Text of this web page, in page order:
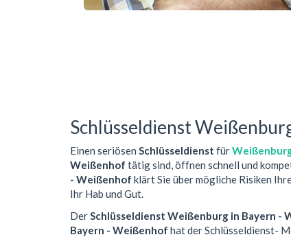
Schlüsseldienst
Einen seriösen Schlüsseldienst für
Weißenhof tätig sind, öffnen schnell und
- Weißenhof klärt Sie über mögliche Risiken
Ihr Hab und Gut.
DerSchlüsseldienst Weißenburg in Bayern -
Bayern - Weißenhof hat der Schlüsseldienst-